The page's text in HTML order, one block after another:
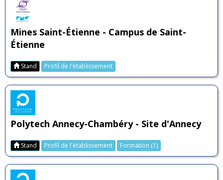
Mines Saint-Étienne - Campus de Saint-
Étienne
Stand Profil de l'établissement
Polytech Annecy-Chambéry - Site d'Annecy
Stand Profil de l'établissement Formation (1)